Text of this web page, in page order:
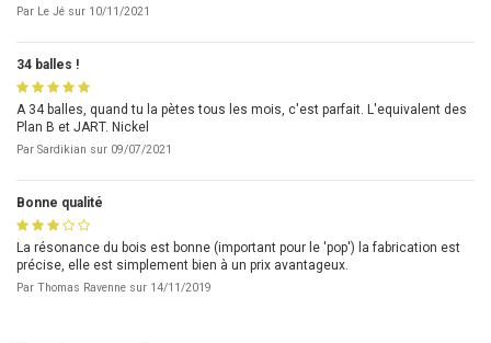
Par Le Jé sur 10/11/2021
34 balles !
A 34 balles, quand tu la pètes tous les mois, c'est parfait. L'equivalent des
Plan B et JART. Nickel
Par Sardikian sur 09/07/2021
Bonne qualité
La résonance du bois est bonne (important pour le 'pop') la fabrication est
précise, elle est simplement bien à un prix avantageux.
Par Thomas Ravenne sur 14/11/2019